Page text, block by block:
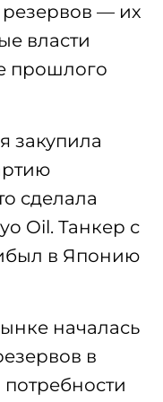
резервов — их
власти
прошлого
закупила
сделала
Oil. Танкер с
в Японию
началась
в